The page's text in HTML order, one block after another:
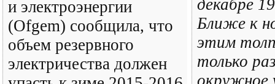
и электроэнергии
(Ofgem) сообщила, что
объем резервного
электричества должен
декабре
Ближе к
этим
только
окружное